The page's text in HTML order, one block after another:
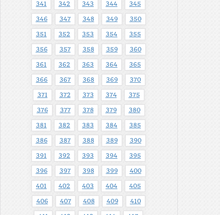
341 342 343 344 345
346 347 348 349 350
351 352 353 354 355
356 357 358 359 360
361 362 363 364 365
366 367 368 369 370
371 372 373 374 375
376 377 378 379 380
381 382 383 384 385
386 387 388 389 390
391 392 393 394 395
396 397 398 399 400
401 402 403 404 405
406 407 408 409 410